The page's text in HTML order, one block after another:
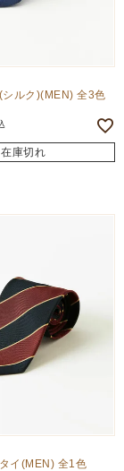
シルク)(MEN) 全3色
在庫切れ
イ(MEN) 全1色